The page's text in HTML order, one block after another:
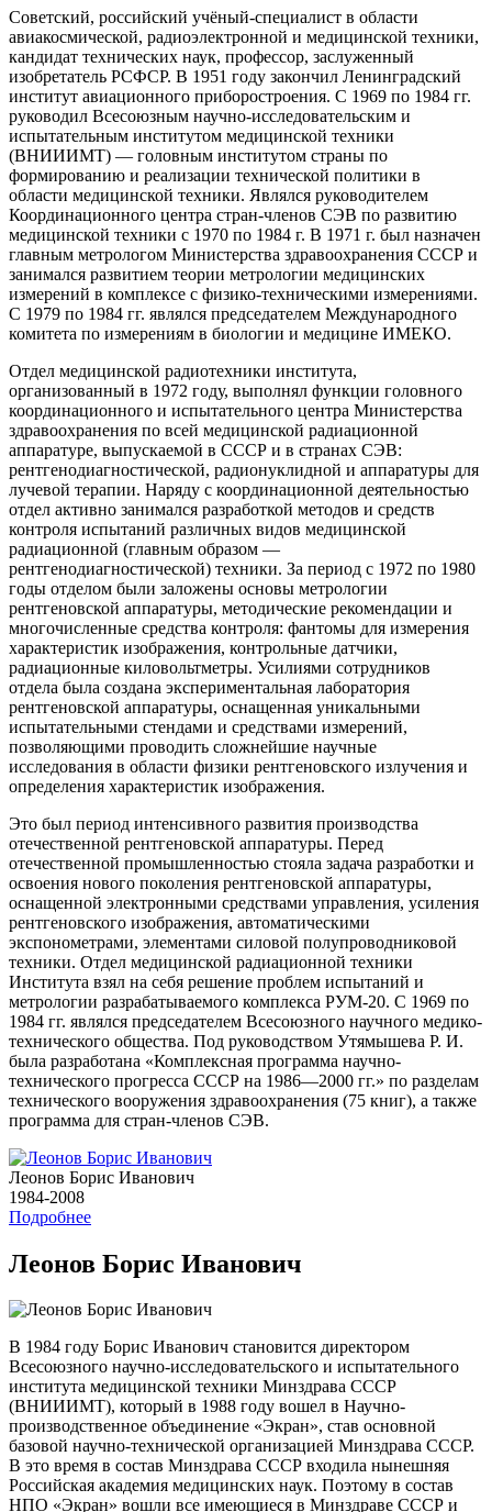
Советский, российский учёный-специалист в области
авиакосмической, радиоэлектронной и медицинской техники,
кандидат технических наук, профессор, заслуженный
изобретатель РСФСР. В 1951 году закончил Ленинградский
институт авиационного приборостроения. С 1969 по 1984 гг.
руководил Всесоюзным научно-исследовательским и
испытательным институтом медицинской техники
(ВНИИИМТ) — головным институтом страны по
формированию и реализации технической политики в
области медицинской техники. Являлся руководителем
Координационного центра стран-членов СЭВ по развитию
медицинской техники с 1970 по 1984 г. В 1971 г. был назначен
главным метрологом Министерства здравоохранения СССР и
занимался развитием теории метрологии медицинских
измерений в комплексе с физико-техническими измерениями.
С 1979 по 1984 гг. являлся председателем Международного
комитета по измерениям в биологии и медицине ИМЕКО.
Отдел медицинской радиотехники института,
организованный в 1972 году, выполнял функции головного
координационного и испытательного центра Министерства
здравоохранения по всей медицинской радиационной
аппаратуре, выпускаемой в СССР и в странах СЭВ:
рентгенодиагностической, радионуклидной и аппаратуры для
лучевой терапии. Наряду с координационной деятельностью
отдел активно занимался разработкой методов и средств
контроля испытаний различных видов медицинской
радиационной (главным образом —
рентгенодиагностической) техники. За период с 1972 по 1980
годы отделом были заложены основы метрологии
рентгеновской аппаратуры, методические рекомендации и
многочисленные средства контроля: фантомы для измерения
характеристик изображения, контрольные датчики,
радиационные киловольтметры. Усилиями сотрудников
отдела была создана экспериментальная лаборатория
рентгеновской аппаратуры, оснащенная уникальными
испытательными стендами и средствами измерений,
позволяющими проводить сложнейшие научные
исследования в области физики рентгеновского излучения и
определения характеристик изображения.
Это был период интенсивного развития производства
отечественной рентгеновской аппаратуры. Перед
отечественной промышленностью стояла задача разработки и
освоения нового поколения рентгеновской аппаратуры,
оснащенной электронными средствами управления, усиления
рентгеновского изображения, автоматическими
экспонометрами, элементами силовой полупроводниковой
техники. Отдел медицинской радиационной техники
Института взял на себя решение проблем испытаний и
метрологии разрабатываемого комплекса РУМ-20. С 1969 по
1984 гг. являлся председателем Всесоюзного научного медико-
технического общества. Под руководством Утямышева Р. И.
была разработана «Комплексная программа научно-
технического прогресса СССР на 1986—2000 гг.» по разделам
технического вооружения здравоохранения (75 книг), а также
программа для стран-членов СЭВ.
Леонов Борис Иванович
1984-2008
Подробнее
Леонов Борис Иванович
В 1984 году Борис Иванович становится директором
Всесоюзного научно-исследовательского и испытательного
института медицинской техники Минздрава СССР
(ВНИИИМТ), который в 1988 году вошел в Научно-
производственное объединение «Экран», став основной
базовой научно-технической организацией Минздрава СССР.
В это время в состав Минздрава СССР входила нынешняя
Российская академия медицинских наук. Поэтому в состав
НПО «Экран» вошли все имеющиеся в Минздраве СССР и